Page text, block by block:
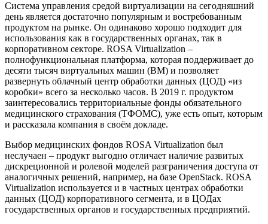
Система управления средой виртуализации на сегодняшний
день является достаточно популярным и востребованным
продуктом на рынке. Он одинаково хорошо подходит для
использования как в государственных органах, так в
корпоративном секторе. ROSA Virtualization –
полнофункциональная платформа, которая поддерживает до
десяти тысяч виртуальных машин (ВМ) и позволяет
развернуть облачный центр обработки данных (ЦОД) «из
коробки» всего за несколько часов. В 2019 г. продуктом
заинтересовались территориальные фонды обязательного
медицинского страхования (ТФОМС), уже есть опыт, которым
и рассказала компания в своём докладе.
Выбор медицинских фондов ROSA Virtualization был
неслучаен – продукт выгодно отличает наличие развитых
дискреционной и ролевой моделей разграничения доступа от
аналогичных решений, например, на базе OpenStack. ROSA
Virtualization используется и в частных центрах обработки
данных (ЦОД) корпоративного сегмента, и в ЦОДах
государственных органов и государственных предприятий.